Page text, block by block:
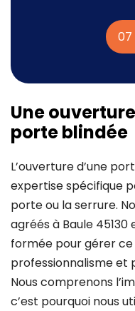
07
Une
porte blindée
L’ouverture d’une
expertise spécifique
porte ou la serrure.
agréés à Baule
formée pour gérer
professionnalisme et
Nous comprenons
c’est pourquoi nous